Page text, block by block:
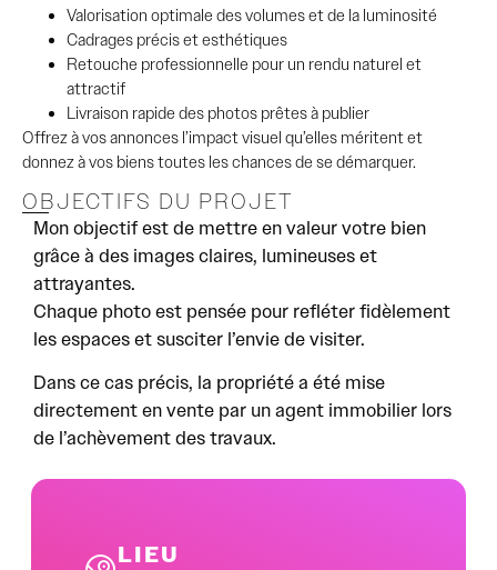
Valorisation optimale des volumes et de la luminosité
Cadrages précis et esthétiques
Retouche professionnelle pour un rendu naturel et
attractif
Livraison rapide des photos prêtes à publier
Offrez à vos annonces l’impact visuel qu’elles méritent et
donnez à vos biens toutes les chances de se démarquer.
OBJECTIFS DU PROJET
Mon objectif est de mettre en valeur votre bien
grâce à des images claires, lumineuses et
attrayantes.
Chaque photo est pensée pour refléter fidèlement
les espaces et susciter l’envie de visiter.
Dans ce cas précis, la propriété a été mise
directement en vente par un agent immobilier lors
de l’achèvement des travaux.
LIEU